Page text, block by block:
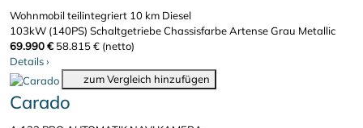
Wohnmobil teilintegriert 10 km Diesel
103kW (140PS) SchaltgetriebeChassisfarbe Artense Grau Metallic
69.990 € 58.815 € (netto)
Details›
zum Vergleich hinzufügen
Carado